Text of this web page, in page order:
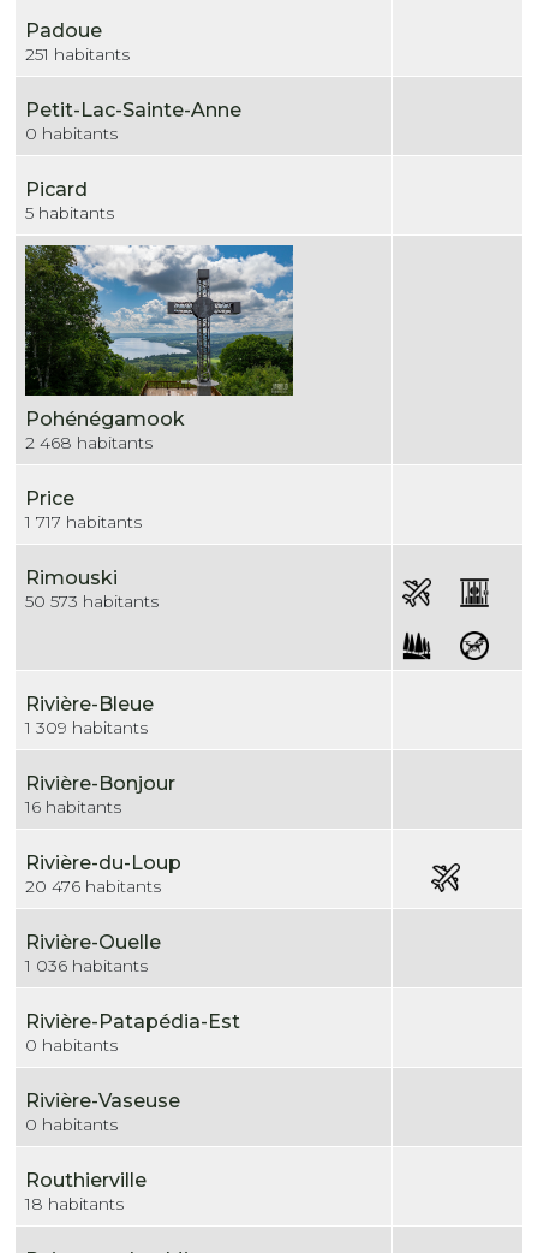
Padoue
251 habitants
Petit-Lac-Sainte-Anne
0 habitants
Picard
5 habitants
Pohénégamook
2 468 habitants
Price
1 717 habitants
Rimouski
50 573 habitants
Rivière-Bleue
1 309 habitants
Rivière-Bonjour
16 habitants
Rivière-du-Loup
20 476 habitants
Rivière-Ouelle
1 036 habitants
Rivière-Patapédia-Est
0 habitants
Rivière-Vaseuse
0 habitants
Routhierville
18 habitants